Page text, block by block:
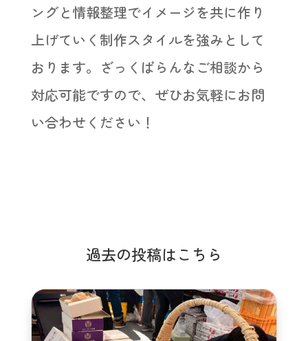
ングと情報整理でイメージを共に作り
上げていく制作スタイルを強みとして
おります。ざっくばらんなご相談から
対応可能ですので、ぜひお気軽にお問
い合わせください！
過去の投稿はこちら